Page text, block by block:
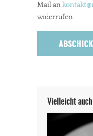
Mail ankontakt
widerrufen.
Vielleicht